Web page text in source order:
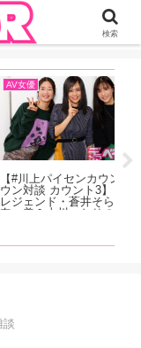
。サイト内のリンクには
があります
イセンカウントダ
カウント3】リアル
・蒼井そらと川上
川いおりの超豪華
3人が本音で語り
談
検索